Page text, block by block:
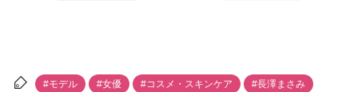
#モデル #女優 #コスメ・スキンケア #長澤まさみ